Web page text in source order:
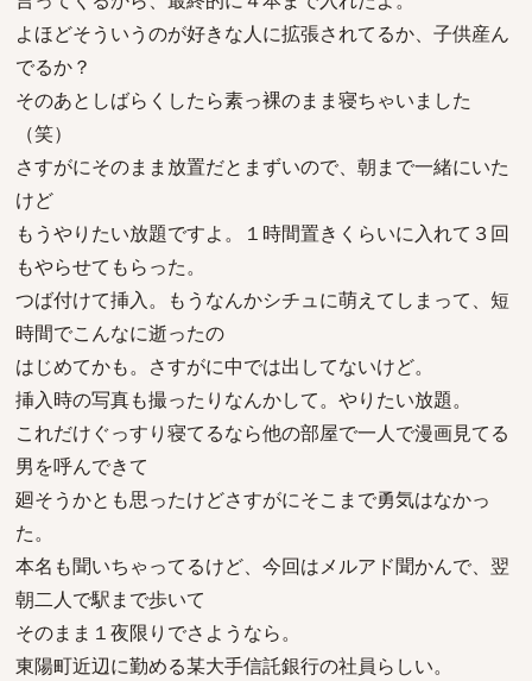
よほどそういうのが好きな人に拡張されてるか、子供産ん
でるか？
そのあとしばらくしたら素っ裸のまま寝ちゃいました
（笑）
さすがにそのまま放置だとまずいので、朝まで一緒にいた
けど
もうやりたい放題ですよ。１時間置きくらいに入れて３回
もやらせてもらった。
つば付けて挿入。もうなんかシチュに萌えてしまって、短
時間でこんなに逝ったの
はじめてかも。さすがに中では出してないけど。
挿入時の写真も撮ったりなんかして。やりたい放題。
これだけぐっすり寝てるなら他の部屋で一人で漫画見てる
男を呼んできて
廻そうかとも思ったけどさすがにそこまで勇気はなかっ
た。
本名も聞いちゃってるけど、今回はメルアド聞かんで、翌
朝二人で駅まで歩いて
そのまま１夜限りでさようなら。
東陽町近辺に勤める某大手信託銀行の社員らしい。